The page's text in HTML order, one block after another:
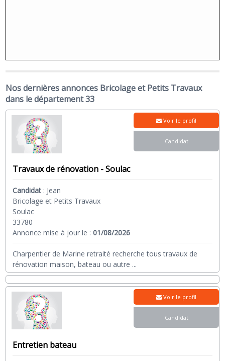
Nos dernières annonces Bricolage et Petits Travaux
dans le département 33
Travaux de rénovation - Soulac
Candidat : Jean
Bricolage et Petits Travaux
Soulac
33780
Annonce mise à jour le :01/08/2026
Charpentier de Marine retraité recherche tous travaux de
rénovation maison, bateau ou autre ...
Voir le profil
Candidat
Entretien bateau
Voir le profil
Candidat